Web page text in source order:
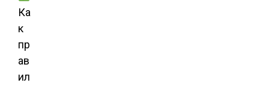
Ка
к
пр
ав
ил